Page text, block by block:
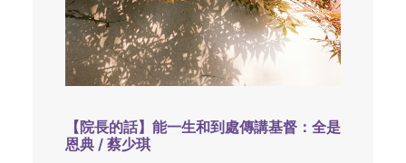
【院長的話】能一生和到處傳講基督：全是
恩典 / 蔡少琪